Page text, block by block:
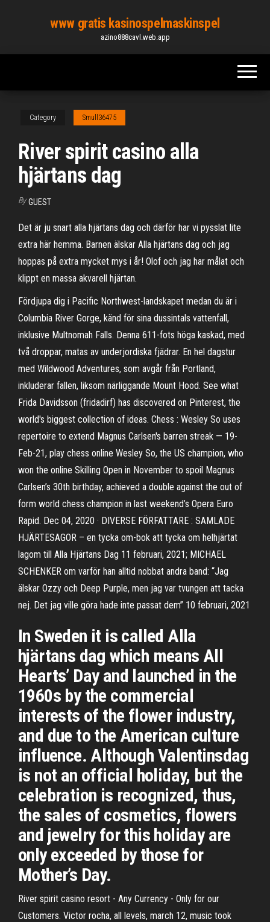
content
www gratis kasinospelmaskinspel
azino888cavl.web.app
Category Smull36475
River spirit casino alla
hjärtans dag
By GUEST
Det är ju snart alla hjärtans dag och därför har vi pysslat lite
extra här hemma. Barnen älskar Alla hjärtans dag och jag
hoppas på extra mycket mys i år! Olof och jag har målat och
klippt en massa akvarell hjärtan.
Fördjupa dig i Pacific Northwest-landskapet medan du är i
Columbia River Gorge, känd för sina dussintals vattenfall,
inklusive Multnomah Falls. Denna 611-fots höga kaskad, med
två droppar, matas av underjordiska fjädrar. En hel dagstur
med Wildwood Adventures, som avgår från Portland,
inkluderar fallen, liksom närliggande Mount Hood. See what
Frida Davidsson (fridadirf) has discovered on Pinterest, the
world's biggest collection of ideas. Chess : Wesley So uses
repertoire to extend Magnus Carlsen's barren streak — 19-
Feb-21, play chess online Wesley So, the US champion, who
won the online Skilling Open in November to spoil Magnus
Carlsen’s 30th birthday, achieved a double against the out of
form world chess champion in last weekend’s Opera Euro
Rapid. Dec 04, 2020 · DIVERSE FÖRFATTARE : SAMLADE
HJÄRTESAGOR – en tycka om-bok att tycka om helhjärtat
lagom till Alla Hjärtans Dag 11 februari, 2021; MICHAEL
SCHENKER om varför han alltid nobbat andra band: “Jag
älskar Ozzy och Deep Purple, men jag var tvungen att tacka
nej. Det jag ville göra hade inte passat dem” 10 februari, 2021
In Sweden it is called Alla
hjärtans dag which means All
Hearts’ Day and launched in the
1960s by the commercial
interests of the flower industry,
and due to the American culture
influence. Although Valentinsdag
is not an official holiday, but the
celebration is recognized, thus,
the sales of cosmetics, flowers
and jewelry for this holiday are
only exceeded by those for
Mother’s Day.
River spirit casino resort - Any Currency - Only for our
Сustomers. Victor rocha, all levels, march 12, music took